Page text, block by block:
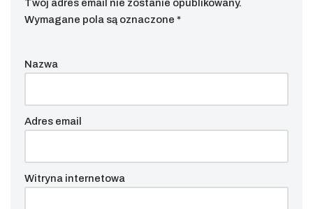
Twój adres email nie zostanie opublikowany.
Wymagane pola są oznaczone *
Nazwa
Adres email
Witryna internetowa